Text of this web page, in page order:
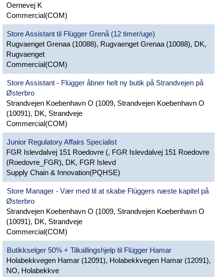
Oernevej K
Commercial(COM)
Store Assistant til Flügger Grenå (12 timer/uge)
Rugvaenget Grenaa (10088), Rugvaenget Grenaa (10088), DK,
Rugvaenget
Commercial(COM)
Store Assistant - Flügger åbner helt ny butik på Strandvejen på
Østerbro
Strandvejen Koebenhavn O (1009, Strandvejen Koebenhavn O
(10091), DK, Strandveje
Commercial(COM)
Junior Regulatory Affairs Specialist
FGR Islevdalvej 151 Roedovre (, FGR Islevdalvej 151 Roedovre
(Roedovre_FGR), DK, FGR Islevd
Supply Chain & Innovation(PQHSE)
Store Manager - Vær med til at skabe Flüggers næste kapitel på
Østerbro
Strandvejen Koebenhavn O (1009, Strandvejen Koebenhavn O
(10091), DK, Strandveje
Commercial(COM)
Butikkselger 50% + Tilkallingshjelp til Flügger Hamar
Holabekkvegen Hamar (12091), Holabekkvegen Hamar (12091),
NO, Holabekkve